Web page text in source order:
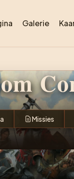
Galerie
Missies